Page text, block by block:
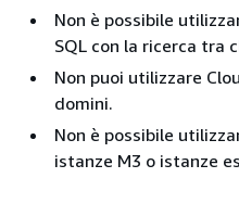
Non è possibile
SQL con la ricerca tra
Non puoi utilizzare
domini.
Non è possibile
istanze M3 o istanze